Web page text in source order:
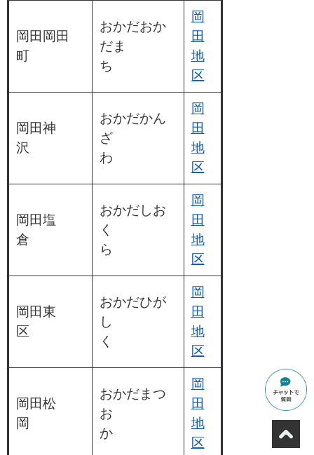
岡田岡田
町
おかだおか
だま
ち
岡
田
地
区
岡田神
沢
おかだかん
ざ
わ
岡
田
地
区
岡田塩
倉
おかだしお
く
ら
岡
田
地
区
岡田東
区
おかだひが
し
く
岡
田
地
区
岡田松
岡
おかだまつ
お
か
岡
田
地
区